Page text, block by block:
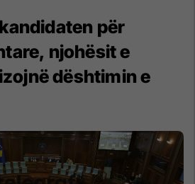
për
njohësit e
dështimin e